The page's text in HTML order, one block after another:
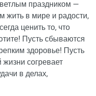
праздником —
в мире и радости,
ценить то, что
Пусть сбываются
здоровье! Пусть
согревает
в делах,